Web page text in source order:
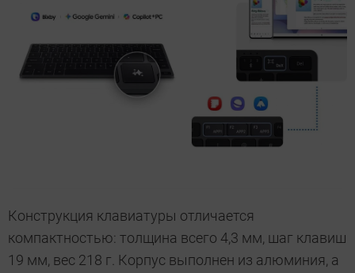
Конструкция клавиатуры отличается
компактностью: толщина всего 4,3 мм, шаг клавиш
19 мм, вес 218 г. Корпус выполнен из алюминия, а